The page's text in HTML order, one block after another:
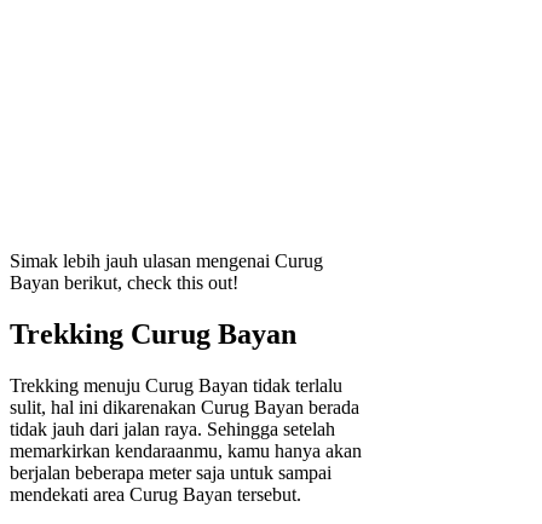
Simak lebih jauh ulasan mengenai Curug
Bayan berikut, check this out!
Trekking Curug Bayan
Trekking menuju Curug Bayan tidak terlalu
sulit, hal ini dikarenakan Curug Bayan berada
tidak jauh dari jalan raya. Sehingga setelah
memarkirkan kendaraanmu, kamu hanya akan
berjalan beberapa meter saja untuk sampai
mendekati area Curug Bayan tersebut.